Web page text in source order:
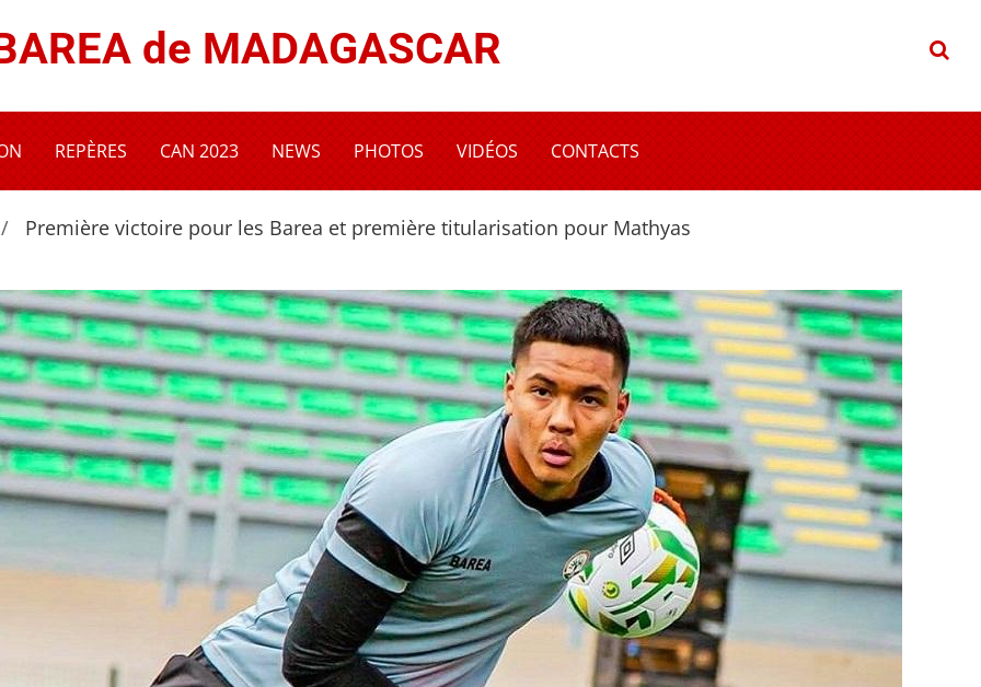
de MADAGASCAR
REPÈRES CAN 2023 NEWS PHOTOS VIDÉOS CONTACTS
Première victoire pour les Barea et première titularisation pour Mathyas